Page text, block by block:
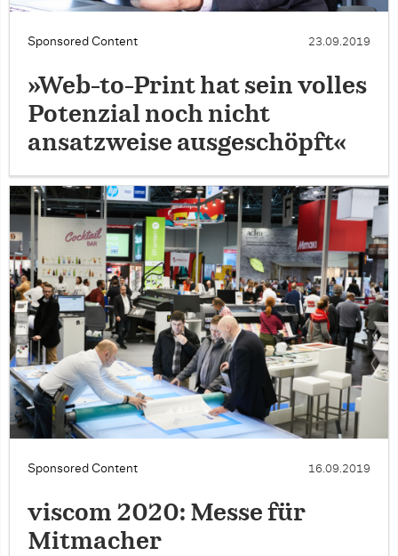
Sponsored Content 23.09.2019
»Web-to-Print hat sein volles
Potenzial noch nicht
ansatzweise ausgeschöpft«
Sponsored Content 16.09.2019
viscom 2020: Messe für
Mitmacher